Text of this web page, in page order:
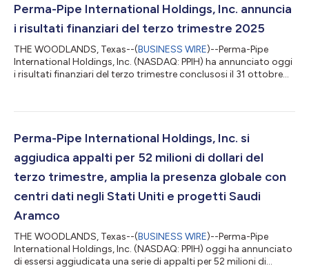
incentrata sull'accelerazione della crescita attraverso l'ingresso
nella regione...
Perma-Pipe International Holdings, Inc. annuncia
i risultati finanziari del terzo trimestre 2025
THE WOODLANDS, Texas--(BUSINESS WIRE)--Perma-Pipe
International Holdings, Inc. (NASDAQ: PPIH) ha annunciato oggi
i risultati finanziari del terzo trimestre conclusosi il 31 ottobre
milioni di dollari, pari al 46,9%, rispetto ai 41,6 milioni di dollari
crescita sono stati i maggiori volumi delle vendite sia n...
Perma-Pipe International Holdings, Inc. si
aggiudica appalti per 52 milioni di dollari del
terzo trimestre, amplia la presenza globale con
centri dati negli Stati Uniti e progetti Saudi
Aramco
THE WOODLANDS, Texas--(BUSINESS WIRE)--Perma-Pipe
International Holdings, Inc. (NASDAQ: PPIH) oggi ha annunciato
di essersi aggiudicata una serie di appalti per 52 milioni di